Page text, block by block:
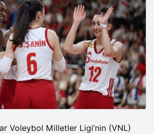
Voleybol Milletler Ligi’nin (VNL)